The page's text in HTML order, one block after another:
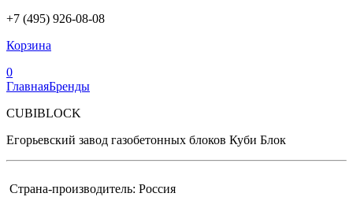
+7 (495) 926-08-08
Корзина
0
ГлавнаяБренды
CUBIBLOCK
Егорьевский завод газобетонных блоков Куби Блок
Страна-производитель: Россия